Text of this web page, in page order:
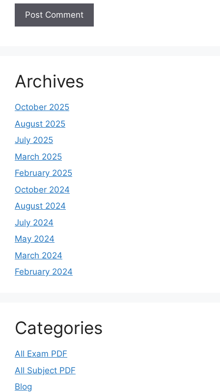
Archives
October 2025
August 2025
July 2025
March 2025
February 2025
October 2024
August 2024
July 2024
May 2024
March 2024
February 2024
Categories
All Exam PDF
All Subject PDF
Blog